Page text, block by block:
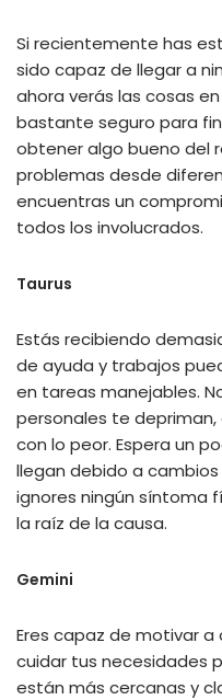
Si recientemente has
sido capaz de llegar a
ahora verás las cosas
bastante seguro para
obtener algo bueno del
problemas desde
encuentras un
todos los involucrados.
Taurus
Estás recibiendo
de ayuda y trabajos
en tareas manejables.
personales te
con lo peor. Espera un
llegan debido a
ignores ningún síntoma
la raíz de la causa.
Gemini
Eres capaz de motivar
cuidar tus necesidades
están más cercanas y